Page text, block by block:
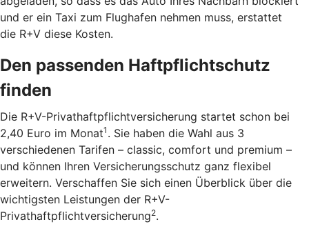
und er ein Taxi zum Flughafen nehmen muss, erstattet
die R+V diese Kosten.
Den passenden Haftpflichtschutz
finden
Die R+V-Privathaftpflichtversicherung startet schon bei
2,40 Euro im Monat1 . Sie haben die Wahl aus 3
verschiedenen Tarifen – classic, comfort und premium –
und können Ihren Versicherungsschutz ganz flexibel
erweitern. Verschaffen Sie sich einen Überblick über die
wichtigsten Leistungen der R+V-
Privathaftpflichtversicherung2.